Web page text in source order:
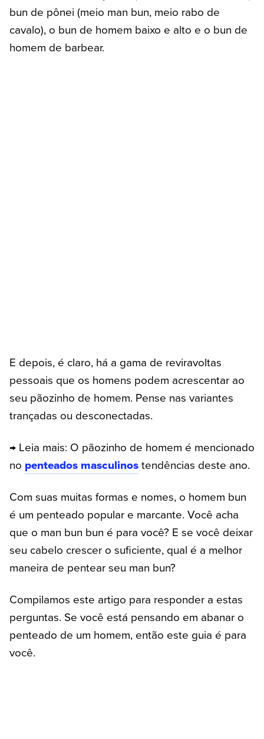
bun de pônei (meio man bun, meio rabo de
cavalo), o bun de homem baixo e alto e o bun de
homem de barbear.
E depois, é claro, há a gama de reviravoltas
pessoais que os homens podem acrescentar ao
seu pãozinho de homem. Pense nas variantes
trançadas ou desconectadas.
→ Leia mais: O pãozinho de homem é mencionado
no penteados masculinostendências deste ano.
Com suas muitas formas e nomes, o homem bun
é um penteado popular e marcante. Você acha
que o man bun bun é para você? E se você deixar
seu cabelo crescer o suficiente, qual é a melhor
maneira de pentear seu man bun?
Compilamos este artigo para responder a estas
perguntas. Se você está pensando em abanar o
penteado de um homem, então este guia é para
você.